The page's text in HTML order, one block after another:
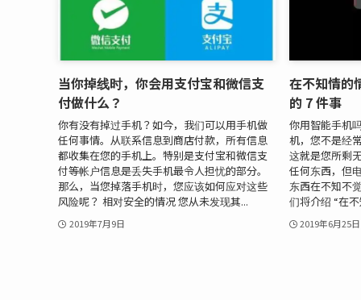
当你掉线时，你会用支付宝和微信支
付做什么？
你有没有掉过手机？如今，我们可以用手机做
任何事情。从联系信息到商店付款，所有信息
都收集在您的手机上。特别是支付宝和微信支
付等帐户信息是丢失手机最令人担忧的部分。
那么，当您掉落手机时，您应该如何应对这些
风险呢？ 相对安全的情况 您从未发现其...
2019年7月9日
在不知情的
的 7 件事
你用智能手机
机，您不是经
这就是您所剩
任何东西，但
东西在不知不
们将介绍 “在
2019年6月25日